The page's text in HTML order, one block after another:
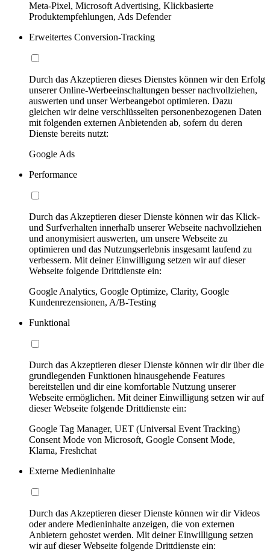
Meta-Pixel, Microsoft Advertising, Klickbasierte
Produktempfehlungen, Ads Defender
Erweitertes Conversion-Tracking
Durch das Akzeptieren dieses Dienstes können wir den Erfolg
unserer Online-Werbeeinschaltungen besser nachvollziehen,
auswerten und unser Werbeangebot optimieren. Dazu
gleichen wir deine verschlüsselten personenbezogenen Daten
mit folgenden externen Anbietenden ab, sofern du deren
Dienste bereits nutzt:
Google Ads
Performance
Durch das Akzeptieren dieser Dienste können wir das Klick-
und Surfverhalten innerhalb unserer Webseite nachvollziehen
und anonymisiert auswerten, um unsere Webseite zu
optimieren und das Nutzungserlebnis insgesamt laufend zu
verbessern. Mit deiner Einwilligung setzen wir auf dieser
Webseite folgende Drittdienste ein:
Google Analytics, Google Optimize, Clarity, Google
Kundenrezensionen, A/B-Testing
Funktional
Durch das Akzeptieren dieser Dienste können wir dir über die
grundlegenden Funktionen hinausgehende Features
bereitstellen und dir eine komfortable Nutzung unserer
Webseite ermöglichen. Mit deiner Einwilligung setzen wir auf
dieser Webseite folgende Drittdienste ein:
Google Tag Manager, UET (Universal Event Tracking)
Consent Mode von Microsoft, Google Consent Mode,
Klarna, Freshchat
Externe Medieninhalte
Durch das Akzeptieren dieser Dienste können wir dir Videos
oder andere Medieninhalte anzeigen, die von externen
Anbietern gehostet werden. Mit deiner Einwilligung setzen
wir auf dieser Webseite folgende Drittdienste ein: